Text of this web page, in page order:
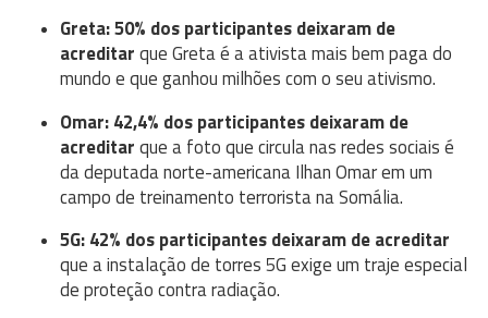
Greta: 50% dos participantes deixaram de
acreditarque Greta é a ativista mais bem paga do
mundo e que ganhou milhões com o seu ativismo.
Omar: 42,4% dos participantes deixaram de
acreditarque a foto que circula nas redes sociais é
da deputada norte-americana Ilhan Omar em um
campo de treinamento terrorista na Somália.
5G: 42% dos participantes deixaram de acreditar
que a instalação de torres 5G exige um traje especial
de proteção contra radiação.